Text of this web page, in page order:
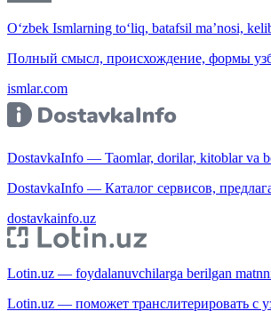
O‘zbek Ismlarning to‘liq, batafsil ma’nosi,
Полный смысл, происхождение, формы
ismlar.com
DostavkaInfo — Taomlar, dorilar, kitoblar va
DostavkaInfo — Каталог сервисов,
dostavkainfo.uz
Lotin.uz — foydalanuvchilarga berilgan
Lotin.uz — поможет транслитерировать с